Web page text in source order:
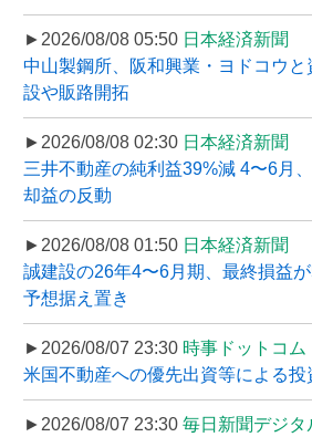
►2026/08/08 05:50 日本経済新聞
中山製鋼所、阪和興業・ヨドコウ
設や販路開拓
►2026/08/08 02:30 日本経済新聞
三井不動産の純利益39%減 4〜6月
却益の反動
►2026/08/08 01:50 日本経済新聞
誠建設の26年4〜6月期、最終損益
予想据え置き
►2026/08/07 23:30 時事ドットコム
米国不動産への優先出資等による投
►2026/08/07 23:30 毎日新聞デジタ